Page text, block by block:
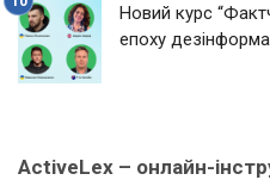
Новий курс
епоху
ActiveLex – онлайн-